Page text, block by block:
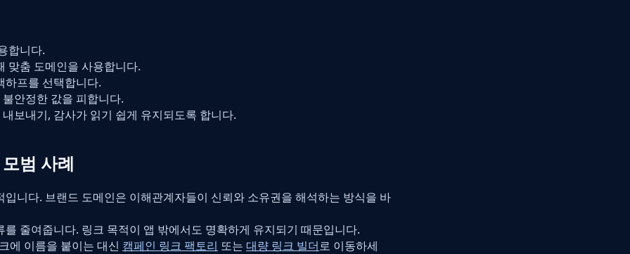
합니다.
맞춤 도메인을 사용합니다.
하프를 선택합니다.
안정한 값을 피합니다.
보내기, 감사가 읽기 쉽게 유지되도록 합니다.
범 사례
니다. 브랜드 도메인은 이해관계자들이 신뢰와 소유권을 해석하는 방식을 바
줄여줍니다. 링크 목적이 앱 밖에서도 명확하게 유지되기 때문입니다.
에 이름을 붙이는 대신 캠페인 링크 팩토리 또는 대량 링크 빌더로 이동하세